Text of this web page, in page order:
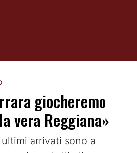
giocheremo
vera Reggiana»
arrivati sono a